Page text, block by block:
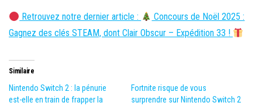
Retrouvez notre dernier article :
Concours de Noël 2025 :
Gagnez des clés STEAM, dont Clair Obscur – Expédition 33 !
Similaire
Nintendo Switch 2 : la pénurie
est-elle en train de frapper la
Fortnite risque de vous
surprendre sur Nintendo Switch 2